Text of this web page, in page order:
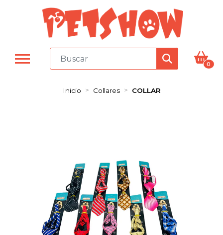
0
Inicio Collares COLLAR